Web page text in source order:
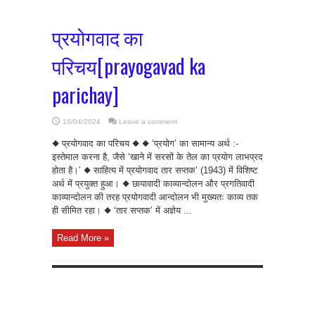
प्रयोगवाद का
परिचय[prayogavad ka
parichay]
10/04/2024 Leave a comment
◆ प्रयोगवाद का परिचय ◆ ◆ ‘प्रयोग’ का सामान्य अर्थ :-
इस्तेमाल करना है, जैसे ‘खाने में सरसों के तेल का प्रयोग लाभप्रद
होता है।’ ◆ साहित्य में प्रयोगवाद तार सप्तक’ (1943) में विशिष्ट
अर्थ में प्रयुक्त हुआ। ◆ छायावादी काव्यान्दोलन और प्रगतिवादी
काव्यान्दोलन की तरह प्रयोगवादी आन्दोलन भी मुख्यतः काव्य तक
ही सीमित रहा। ◆ ‘तार सप्तक’ में अज्ञेय ...
Read More »